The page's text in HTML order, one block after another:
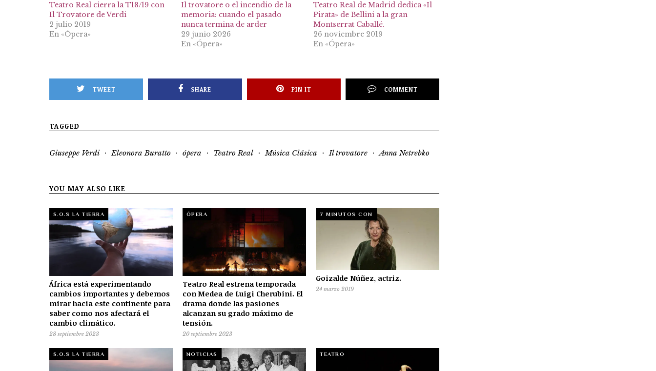
Teatro Real cierra la T18/19 con
Il Trovatore de Verdi
2 julio 2019
En «Ópera»
Il trovatore o el incendio de la
memoria: cuando el pasado
nunca termina de arder
29 junio 2026
En «Ópera»
Teatro Real de Madrid dedica «Il
Pirata» de Bellini a la gran
Montserrat Caballé.
26 noviembre 2019
En «Ópera»
TWEET SHARE PIN IT COMMENT
TAGGED
Giuseppe Verdi · Eleonora Buratto · ópera · Teatro Real · Música Clásica · Il trovatore · Anna Netrebko
YOU MAY ALSO LIKE
S.O.S LA TIERRA
África está experimentando
cambios importantes y debemos
mirar hacia este continente para
saber como nos afectará el
cambio climático.
28 septiembre 2023
ÓPERA
Teatro Real estrena temporada
con Medea de Luigi Cherubini. El
drama donde las pasiones
alcanzan su grado máximo de
tensión.
20 septiembre 2023
7 MINUTOS CON
Goizalde Núñez, actriz.
24 marzo 2019
S.O.S LA TIERRA NOTICIAS TEATRO